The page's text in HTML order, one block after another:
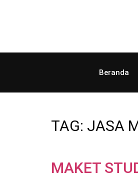
Beranda
TAG: JASA
MAKET